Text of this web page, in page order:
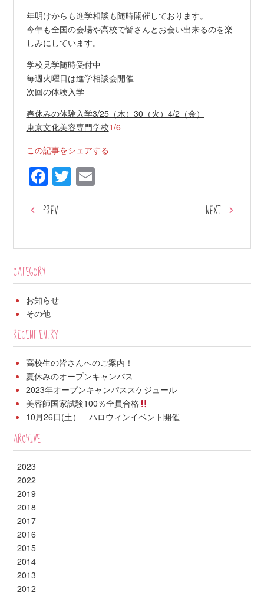
年明けからも進学相談も随時開催しております。
今年も全国の会場や高校で皆さんとお会い出来るのを楽
しみにしています。
学校見学随時受付中
毎週火曜日は進学相談会開催
次回の体験入学
春休みの体験入学3/25（木）30（火）4/2（金）
東京文化美容専門学校1/6
この記事をシェアする
Facebook
Twitter
Email
PREV NEXT
CATEGORY
お知らせ
その他
RECENT ENTRY
高校生の皆さんへのご案内！
夏休みのオープンキャンパス
2023年オープンキャンパススケジュール
美容師国家試験100％全員合格
10月26日(土） ハロウィンイベント開催
ARCHIVE
2023
2022
2019
2018
2017
2016
2015
2014
2013
2012